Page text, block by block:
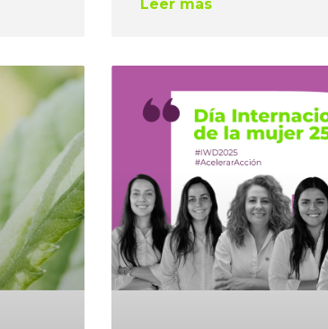
Leer más